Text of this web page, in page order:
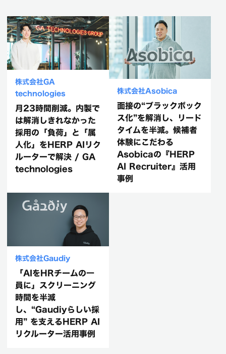
株式会社GA
technologies
月23時間削減。内製で
は解消しきれなかった
採用の「負荷」と「属
人化」をHERP AIリク
ルーターで解決 / GA
technologies
株式会社Asobica
面接の“ブラックボック
ス化”を解消し、リード
タイムを半減。候補者
体験にこだわる
Asobicaの『HERP
AI Recruiter』活用
事例
株式会社Gaudiy
「AIをHRチームの一
員に」スクリーニング
時間を半減
し、“Gaudiyらしい採
用” を支えるHERP AI
リクルーター活用事例